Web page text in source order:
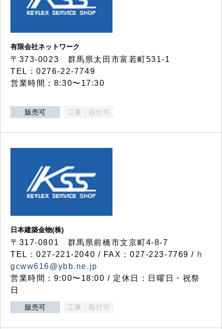
有限会社ネットワーク
〒373-0023 群馬県太田市富若町531-1
TEL：0276-22-7749
営業時間：8:30〜17:30
販売可 工事・取付可
日本建築金物(株)
〒317‐0801 群馬県前橋市文京町4-8-7
TEL：027-221-2040 / FAX：027-223-7769 / h
gcww616@ybb.ne.jp
営業時間：9:00〜18:00 / 定休日：日曜日・祝祭
日
販売可 工事・取付可